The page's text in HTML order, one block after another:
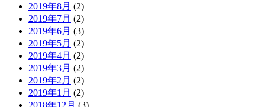
2019年8月 (2)
2019年7月 (2)
2019年6月 (3)
2019年5月 (2)
2019年4月 (2)
2019年3月 (2)
2019年2月 (2)
2019年1月 (2)